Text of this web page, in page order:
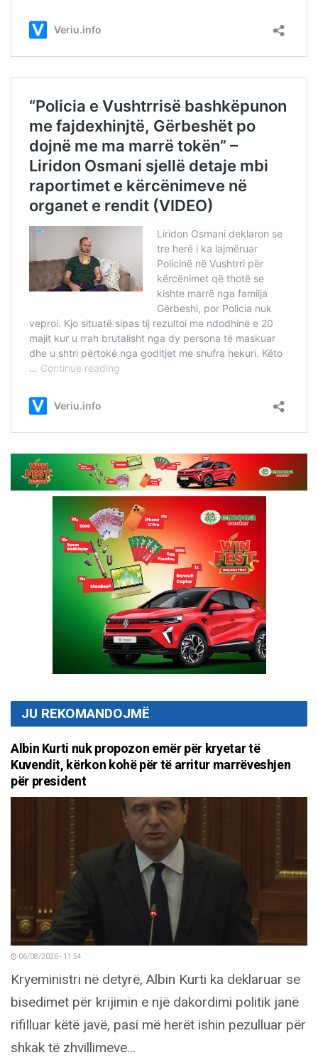
JU REKOMANDOJMË
Albin Kurti nuk propozon emër për kryetar të
Kuvendit, kërkon kohë për të arritur marrëveshjen
për president
06/08/2026 - 11:54
Kryeministri në detyrë, Albin Kurti ka deklaruar se
bisedimet për krijimin e një dakordimi politik janë
rifilluar këtë javë, pasi më herët ishin pezulluar për
shkak të zhvillimeve...